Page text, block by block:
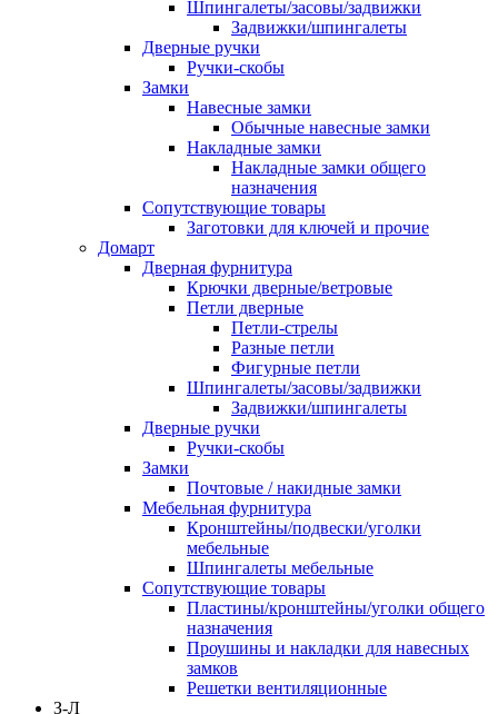
Шпингалеты/засовы/задвижки
Задвижки/шпингалеты
Дверные ручки
Ручки-скобы
Замки
Навесные замки
Обычные навесные замки
Накладные замки
Накладные замки общего
назначения
Сопутствующие товары
Заготовки для ключей и прочие
Домарт
Дверная фурнитура
Крючки дверные/ветровые
Петли дверные
Петли-стрелы
Разные петли
Фигурные петли
Шпингалеты/засовы/задвижки
Задвижки/шпингалеты
Дверные ручки
Ручки-скобы
Замки
Почтовые / накидные замки
Мебельная фурнитура
Кронштейны/подвески/уголки
мебельные
Шпингалеты мебельные
Сопутствующие товары
Пластины/кронштейны/уголки общего
назначения
Проушины и накладки для навесных
замков
Решетки вентиляционные
З-Л